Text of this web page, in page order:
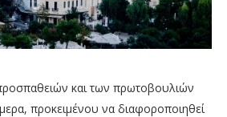
και των πρωτοβουλιών
προκειµένου να διαφοροποιηθεί